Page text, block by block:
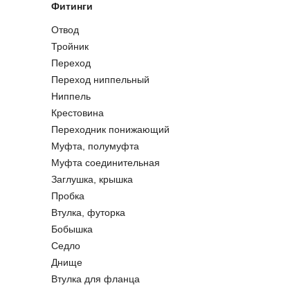
Фитинги
Отвод
Тройник
Переход
Переход ниппельный
Ниппель
Крестовина
Переходник понижающий
Муфта, полумуфта
Муфта соединительная
Заглушка, крышка
Пробка
Втулка, футорка
Бобышка
Седло
Днище
Втулка для фланца